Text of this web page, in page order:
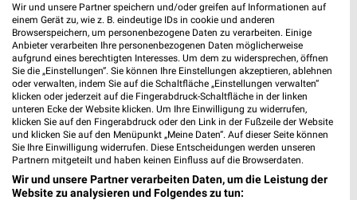
Opti Wohnwelt XXXLutz
Wir und unsere Partner speichern und/oder greifen auf Informationen auf
einem Gerät zu, wie z. B. eindeutige IDs in cookie und anderen
Browserspeichern, um personenbezogene Daten zu verarbeiten. Einige
Anbieter verarbeiten Ihre personenbezogenen Daten möglicherweise
aufgrund eines berechtigten Interesses. Um dem zu widersprechen, öffnen
Sie die „Einstellungen“. Sie können Ihre Einstellungen akzeptieren, ablehnen
oder verwalten, indem Sie auf die Schaltfläche „Einstellungen verwalten“
klicken oder jederzeit auf die Fingerabdruck-Schaltfläche in der linken
unteren Ecke der Website klicken. Um Ihre Einwilligung zu widerrufen,
klicken Sie auf den Fingerabdruck oder den Link in der Fußzeile der Website
und klicken Sie auf den Menüpunkt „Meine Daten“. Auf dieser Seite können
Sie Ihre Einwilligung widerrufen. Diese Entscheidungen werden unseren
Partnern mitgeteilt und haben keinen Einfluss auf die Browserdaten.
Wir und unsere Partner verarbeiten Daten, um die Leistung der
Website zu analysieren und Folgendes zu tun: